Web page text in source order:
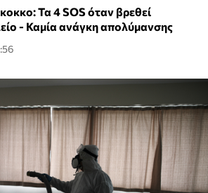
Τα 4 SOS όταν βρεθεί
- Καμία ανάγκη απολύμανσης